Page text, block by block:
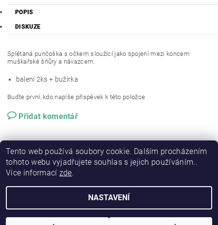
POPIS
DISKUZE
Splétaná punčoška s očkem sloužící jako spojení mezi koncem
muškařské šňůry a návazcem.
balení 2ks + bužírka
Buďte první, kdo napíše příspěvek k této položce.
Přidat komentář
2026 © RSP-FISHING, všechna práva vyhrazena
Tento web používá soubory cookie. Dalším procházením
tohoto webu vyjadřujete souhlas s jejich používáním..
Více informací zde.
NASTAVENÍ